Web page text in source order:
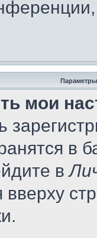
Параметры
мои
в
в
вверху